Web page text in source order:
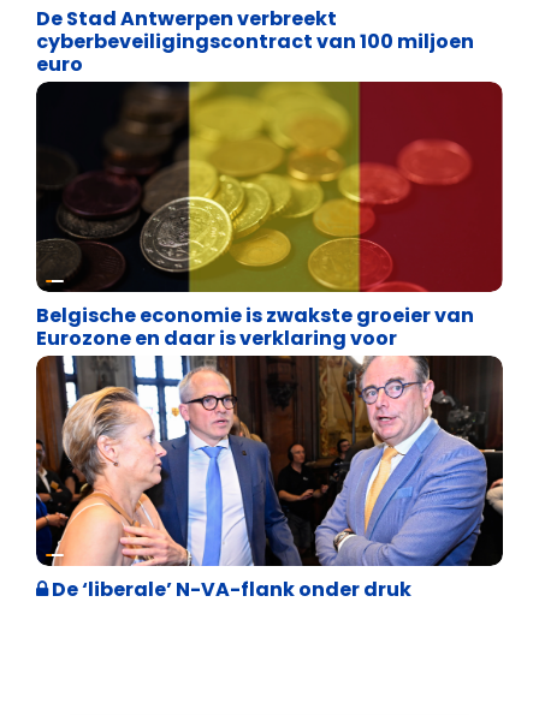
De Stad Antwerpen verbreekt
cyberbeveiligingscontract van 100 miljoen
euro
Binnenland politiek
Belgische economie is zwakste groeier van
Eurozone en daar is verklaring voor
Binnenland politiek
De ‘liberale’ N-VA-flank onder druk